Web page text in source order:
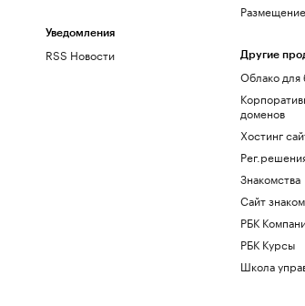
Уведомления
RSS Новости Другие
Облако для
доменов
Хостинг
Знакомства
Сайт
РБК
РБК Курсы
Школа